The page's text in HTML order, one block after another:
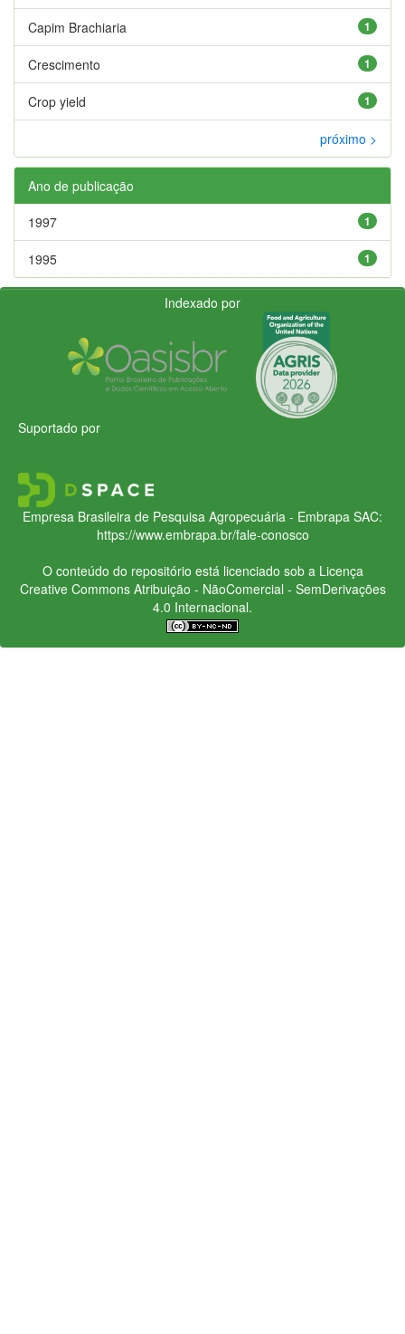
1
Capim Brachiaria
1
Crescimento
1
Crop yield
próximo >
Ano de publicação
1
1997
1
1995
Indexado por
Suportado por
Empresa Brasileira de Pesquisa Agropecuária - Embrapa SAC:
https://www.embrapa.br/fale-conosco
O conteúdo do repositório está licenciado sob a Licença
Creative CommonsAtribuição - NãoComercial - SemDerivações
4.0 Internacional.